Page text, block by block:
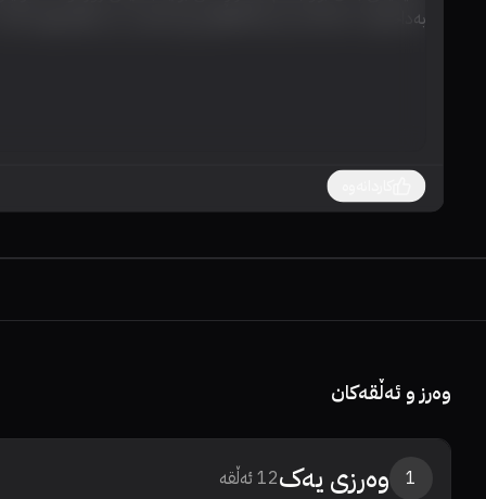
بەداخەوە، جا پاشا و خزەمەتکارکەی زۆر بێتامن، من خۆم تواوم ەکرد  5/10
وەرز و ئەڵقەکان
1 وەرزی یەک12ئەڵقە